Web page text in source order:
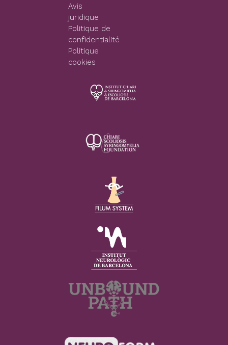
Avis
juridique
Politique de
confidentialité
Politique
cookies